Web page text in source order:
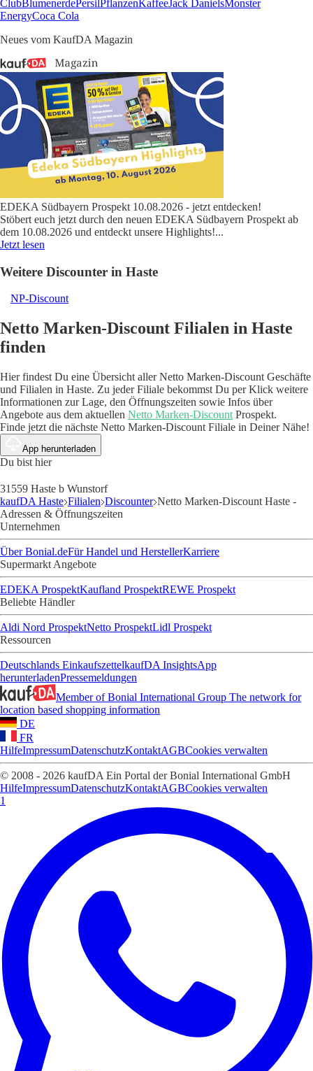
ClubBlumenerdePersil Pflanzen KaffeeJack DanielsMonster
EnergyCoca Cola
Neues vom KaufDA Magazin
EDEKA Südbayern Prospekt 10.08.2026 - jetzt entdecken!
Stöbert euch jetzt durch den neuen EDEKA Südbayern Prospekt ab
dem 10.08.2026 und entdeckt unsere Highlights!...
Jetzt lesen
Weitere Discounter in Haste
NP-Discount
Netto Marken-Discount Filialen in Haste
finden
Hier findest Du eine Übersicht aller Netto Marken-Discount Geschäfte
und Filialen in Haste. Zu jeder Filiale bekommst Du per Klick weitere
Informationen zur Lage, den Öffnungszeiten sowie Infos über
Angebote aus dem aktuellen Netto Marken-Discount Prospekt.
Finde jetzt die nächste Netto Marken-Discount Filiale in Deiner Nähe!
App herunterladen
Du bist hier
31559 Haste b Wunstorf
kaufDA Haste Filialen Discounter Netto Marken-Discount Haste -
Adressen & Öffnungszeiten
Unternehmen
Über Bonial.deFür Handel und HerstellerKarriere
Supermarkt Angebote
EDEKA ProspektKaufland ProspektREWE Prospekt
Beliebte Händler
Aldi Nord ProspektNetto ProspektLidl Prospekt
Ressourcen
Deutschlands EinkaufszettelkaufDA InsightsApp
herunterladenPressemeldungen
Member of Bonial International Group The network for
location based shopping information
DE
FR
HilfeImpressumDatenschutzKontaktAGBCookies verwalten
© 2008 - 2026 kaufDA Ein Portal der Bonial International GmbH
HilfeImpressumDatenschutzKontaktAGBCookies verwalten
1